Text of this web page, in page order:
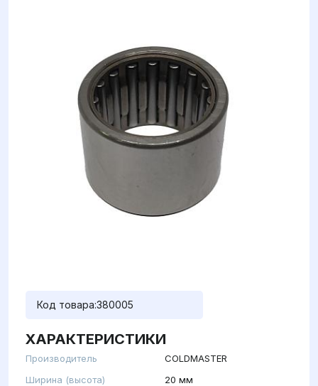
Код товара:380005
ХАРАКТЕРИСТИКИ
Производитель
COLDMASTER
Ширина (высота)
20 мм